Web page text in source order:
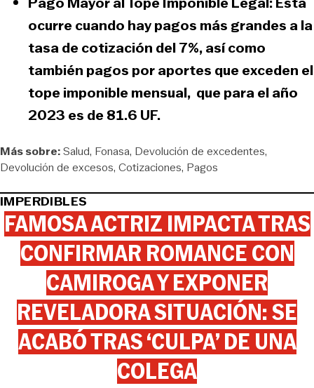
ocurre cuando hay pagos más grandes a la
tasa de cotización del 7%, así como
también pagos por aportes que exceden el
tope imponible mensual, que para el año
2023 es de 81.6 UF.
Más sobre:Salud Fonasa Devolución de excedentes
Devolución de excesos Cotizaciones Pagos
IMPERDIBLES
FAMOSA ACTRIZ IMPACTA TRAS
CONFIRMAR ROMANCE CON
CAMIROGA Y EXPONER
REVELADORA SITUACIÓN: SE
ACABÓ TRAS ‘CULPA’ DE UNA
COLEGA